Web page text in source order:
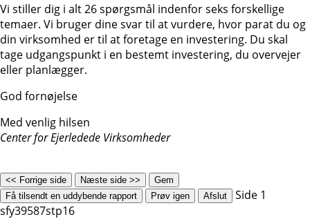
Vi stiller dig i alt 26 spørgsmål indenfor seks forskellige
temaer. Vi bruger dine svar til at vurdere, hvor parat du og
din virksomhed er til at foretage en investering. Du skal
tage udgangspunkt i en bestemt investering, du overvejer
eller planlægger.
God fornøjelse
Med venlig hilsen
Center for Ejerledede Virksomheder
<< Forrige side Næste side >>
Gem
Få tilsendt en uddybende rapport
Prøv igen Afslut
Side 1
sfy39587stp16